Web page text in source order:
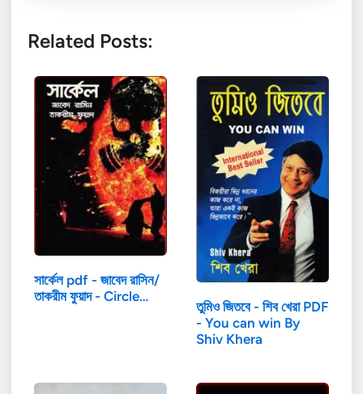
Related Posts:
সার্কেল pdf - জাবেদ রাসিন/
তাকরীম ফুয়াদ - Circle…
তুমিও জিতবে - শিব খেরা PDF
- You can win By
Shiv Khera